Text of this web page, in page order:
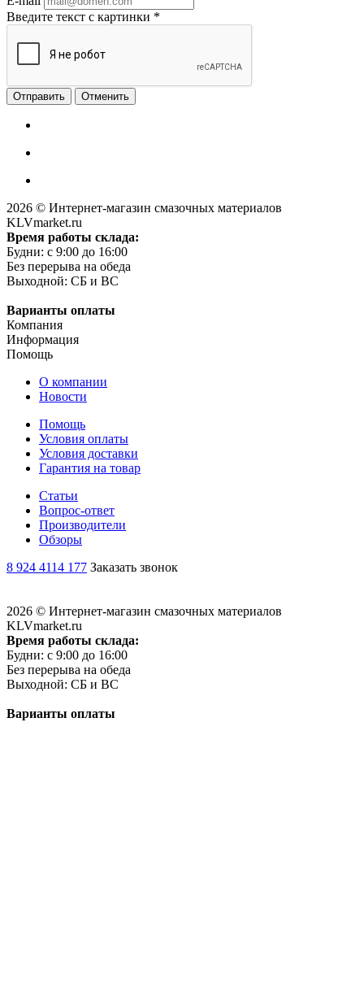
Введите текст с картинки *
Отменить
2026 © Интернет-магазин смазочных материалов
KLVmarket.ru
Время работы склада:
Будни: c 9:00 до 16:00
Без перерыва на обеда
Выходной: СБ и ВС
Варианты оплаты
Компания
Информация
Помощь
О компании
Новости
Помощь
Условия оплаты
Условия доставки
Гарантия на товар
Статьи
Вопрос-ответ
Производители
Обзоры
8 924 4114 177 Заказать звонок
2026 © Интернет-магазин смазочных материалов
KLVmarket.ru
Время работы склада:
Будни: c 9:00 до 16:00
Без перерыва на обеда
Выходной: СБ и ВС
Варианты оплаты